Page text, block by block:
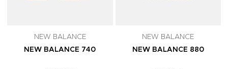
NEW BALANCE
NEW BALANCE 740
NEW BALANCE
NEW BALANCE 880